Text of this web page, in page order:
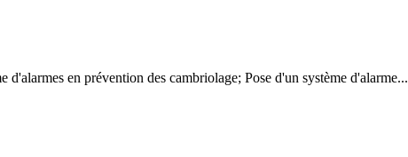
en prévention des cambriolage; Pose d'un système d'alarme...